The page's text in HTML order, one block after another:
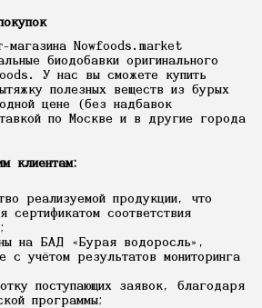
магазина Nowfoods.market
биодобавки оригинального
У нас вы сможете купить
полезных веществ из бурых
цене (без надбавок
по Москве и в другие города
клиентам:
реализуемой продукции, что
сертификатом соответствия
на БАД «Бурая водоросль»,
с учётом результатов мониторинга
поступающих заявок, благодаря
программы;